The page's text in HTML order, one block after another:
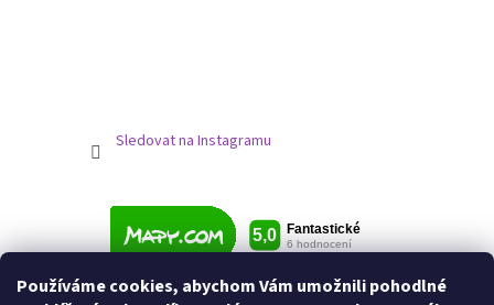
Používáme cookies, abychom Vám umožnili pohodlné
Sledovat na Instagramu